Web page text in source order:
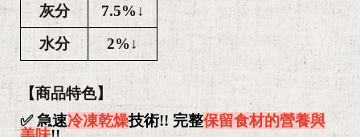
灰分
7.5%↓
水分
2%↓
【商品特色】
✅ 急速冷凍乾燥技術!! 完整保留食材的營養與